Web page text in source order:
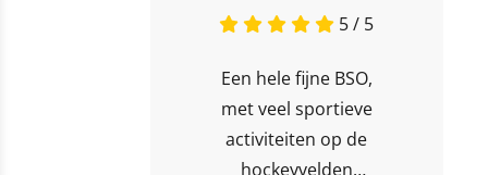
5 / 5
Een hele fijne BSO,
met veel sportieve
activiteiten op de
hockeyvelden